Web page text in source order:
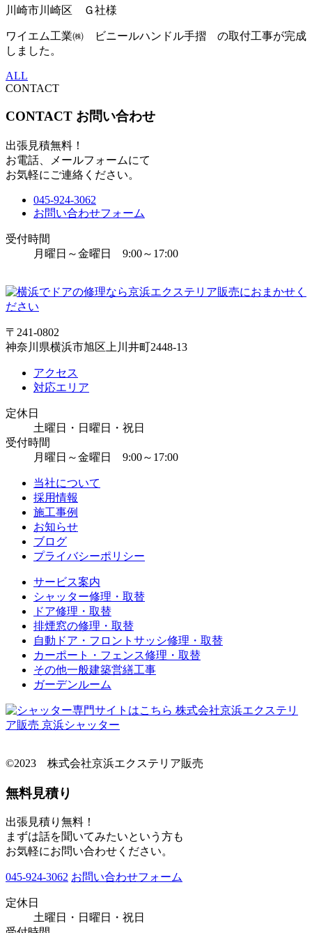
川崎市川崎区 Ｇ社様
ワイエム工業㈱ ビニールハンドル手摺 の取付工事が完成
しました。
ALL
CONTACT
CONTACT お問い合わせ
出張見積無料！
お電話、メールフォームにて
お気軽にご連絡ください。
045-924-3062
お問い合わせフォーム
受付時間
月曜日～金曜日 9:00～17:00
〒241-0802
神奈川県横浜市旭区上川井町2448-13
アクセス
対応エリア
定休日
土曜日・日曜日・祝日
受付時間
月曜日～金曜日 9:00～17:00
当社について
採用情報
施工事例
お知らせ
ブログ
プライバシーポリシー
サービス案内
シャッター修理・取替
ドア修理・取替
排煙窓の修理・取替
自動ドア・フロントサッシ修理・取替
カーポート・フェンス修理・取替
その他一般建築営繕工事
ガーデンルーム
©2023 株式会社京浜エクステリア販売
無料見積り
出張見積り無料！
まずは話を聞いてみたいという方も
お気軽にお問い合わせください。
045-924-3062 お問い合わせフォーム
定休日
土曜日・日曜日・祝日